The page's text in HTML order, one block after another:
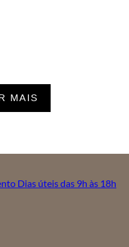
MAIS
Dias úteis das 9h às 18h